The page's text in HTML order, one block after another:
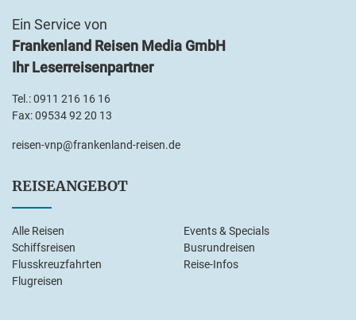
Ein Service von
Frankenland Reisen Media GmbH
Ihr Leserreisenpartner
Tel.:0911 216 16 16
Fax: 09534 92 20 13
reisen-vnp@frankenland-reisen.de
REISEANGEBOT
Alle Reisen
Schiffsreisen
Flusskreuzfahrten
Flugreisen
Events & Specials
Busrundreisen
Reise-Infos